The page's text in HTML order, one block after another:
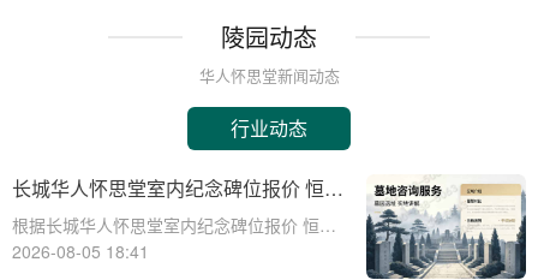
陵园动态
华人怀思堂新闻动态
行业动态
长城华人怀思堂室内纪念碑位报价 恒温
寄存配套同步减免详解
根据长城华人怀思堂室内纪念碑位报价 恒温
寄存配套同步减免详解☎ 华人怀思堂电
2026-08-05 18:41